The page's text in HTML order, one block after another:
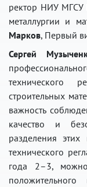
ректор НИУ МГСУ
металлургии и
Марков, Первый
Сергей
технического
строительных
важность
качество и
разделения
технического
года 2–3, можно